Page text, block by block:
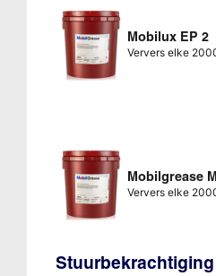
Mobilux EP 2
Ververs elke
Mobilgrease
Ververs elke
Stuurbekrachtiging